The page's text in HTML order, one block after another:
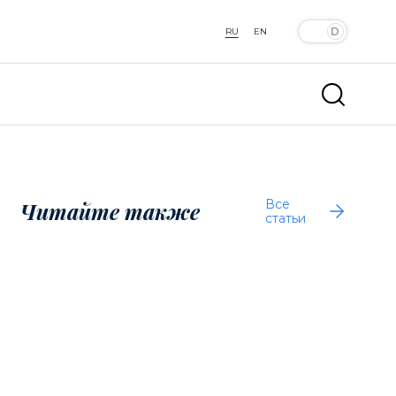
RU EN
Читайте также
Все
статьи